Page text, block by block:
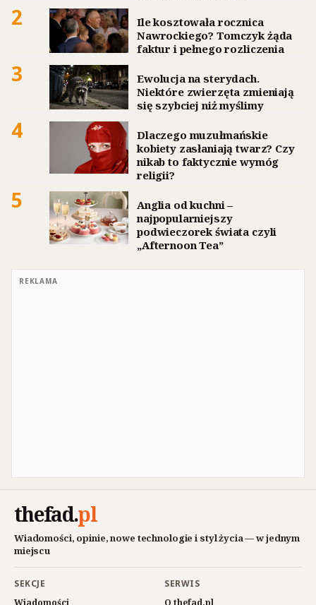
2
Ile kosztowała rocznica
Nawrockiego? Tomczyk żąda
faktur i pełnego rozliczenia
3
Ewolucja na sterydach.
Niektóre zwierzęta zmieniają
się szybciej niż myślimy
4
Dlaczego muzułmańskie
kobiety zasłaniają twarz? Czy
nikab to faktycznie wymóg
religii?
5
Anglia od kuchni –
najpopularniejszy
podwieczorek świata czyli
„Afternoon Tea”
REKLAMA
thefad.pl
Wiadomości, opinie, nowe technologie i styl życia — w jednym
miejscu
SEKCJE
Wiadomości
SERWIS
O thefad.pl